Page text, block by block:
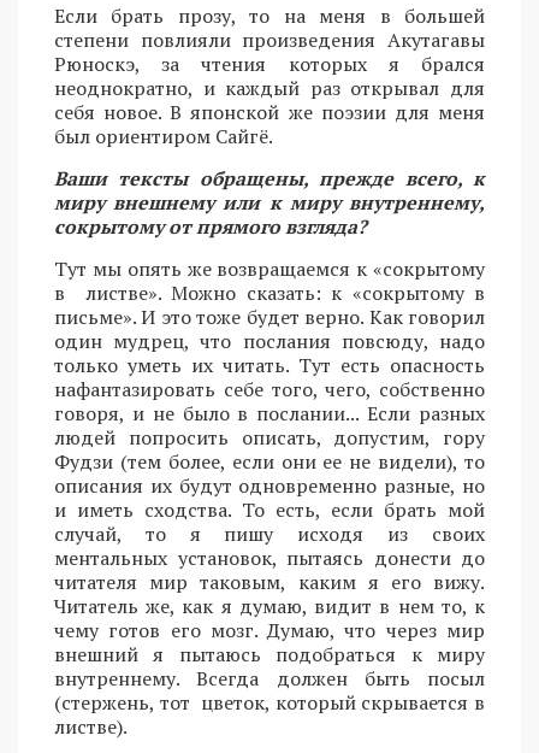
Если брать прозу, то на меня в большей
степени повлияли произведения Акутагавы
Рюноскэ, за чтения которых я брался
неоднократно, и каждый раз открывал для
себя новое. В японской же поэзии для меня
был ориентиром Сайгё.
Ваши тексты обращены, прежде всего, к
миру внешнему или к миру внутреннему,
сокрытому от прямого взгляда?
Тут мы опять же возвращаемся к «сокрытому
в листве». Можно сказать: к «сокрытому в
письме». И это тоже будет верно. Как говорил
один мудрец, что послания повсюду, надо
только уметь их читать. Тут есть опасность
нафантазировать себе того, чего, собственно
говоря, и не было в послании... Если разных
людей попросить описать, допустим, гору
Фудзи (тем более, если они ее не видели), то
описания их будут одновременно разные, но
и иметь сходства. То есть, если брать мой
случай, то я пишу исходя из своих
ментальных установок, пытаясь донести до
читателя мир таковым, каким я его вижу.
Читатель же, как я думаю, видит в нем то, к
чему готов его мозг. Думаю, что через мир
внешний я пытаюсь подобраться к миру
внутреннему. Всегда должен быть посыл
(стержень, тот цветок, который скрывается в
листве).